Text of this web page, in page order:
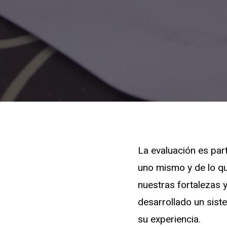
La evaluación es
uno mismo y de lo
nuestras fortalezas
desarrollado un
su experiencia.